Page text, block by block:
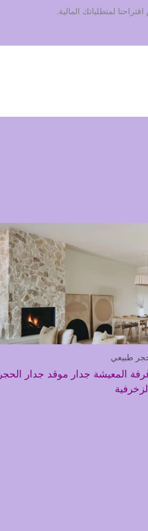
لمتطلباتك المالية.
طبيعي
المعيشة جدار موقد جدار الحجر
الزخرفية